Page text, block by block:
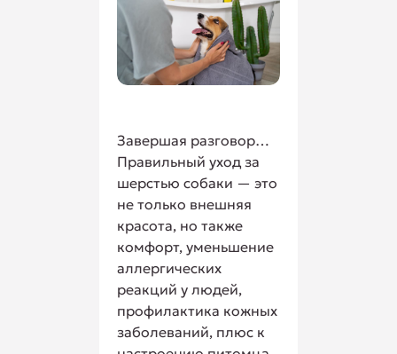
Завершая разговор…
Правильный уход за
шерстью собаки — это
не только внешняя
красота, но также
комфорт, уменьшение
аллергических
реакций у людей,
профилактика кожных
заболеваний, плюс к